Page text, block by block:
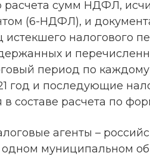
расчета сумм НДФЛ,
(6-НДФЛ), и
истекшего налогового
и
период по
год и последующие
в составе расчета по
агенты –
муниципальном